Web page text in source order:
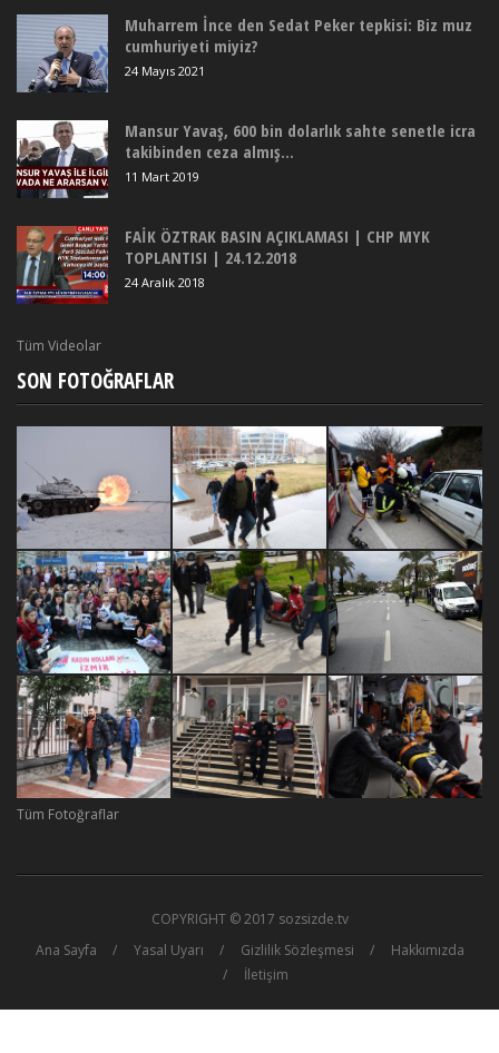
Muharrem İnce den Sedat Peker tepkisi: Biz muz
cumhuriyeti miyiz?
24 Mayıs 2021
Mansur Yavaş, 600 bin dolarlık sahte senetle icra
takibinden ceza almış...
11 Mart 2019
FAİK ÖZTRAK BASIN AÇIKLAMASI | CHP MYK
TOPLANTISI | 24.12.2018
24 Aralık 2018
Tüm Videolar
SON FOTOĞRAFLAR
Tüm Fotoğraflar
COPYRIGHT © 2017 sozsizde.tv
Ana Sayfa
Yasal Uyarı Gizlilik Sözleşmesi
Hakkımızda
İletişim